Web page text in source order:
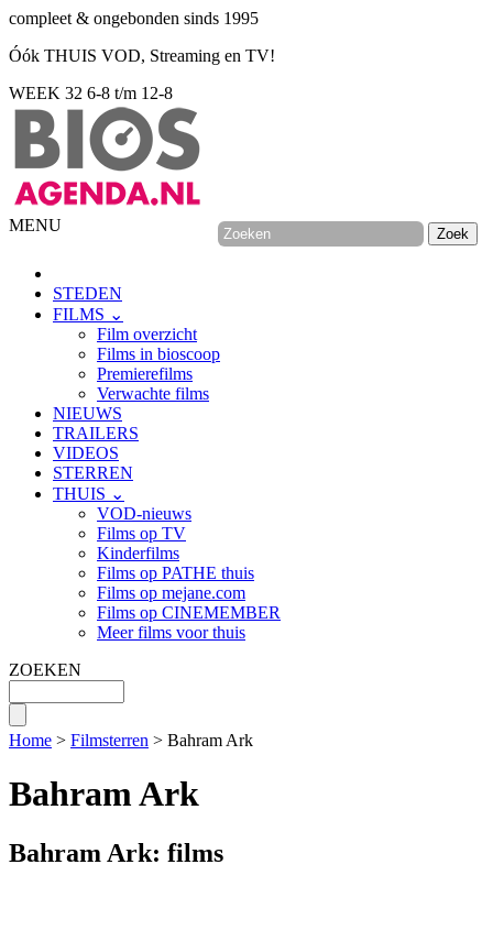
compleet & ongebonden sinds 1995
Óók THUIS VOD, Streaming en TV!
WEEK 32 6-8 t/m 12-8
MENU
STEDEN
FILMS ⌄
Film overzicht
Films in bioscoop
Premierefilms
Verwachte films
NIEUWS
TRAILERS
VIDEOS
STERREN
THUIS ⌄
VOD-nieuws
Films op TV
Kinderfilms
Films op PATHE thuis
Films op mejane.com
Films op CINEMEMBER
Meer films voor thuis
ZOEKEN
Home > Filmsterren > Bahram Ark
Bahram Ark
Bahram Ark: films